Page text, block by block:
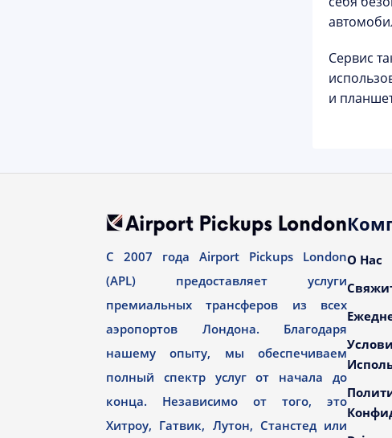
Сервис
и
С 2007 года Airport Pickups London
(APL) предоставляет услуги
премиальных трансферов из всех
аэропортов Лондона. Благодаря
нашему опыту, мы обеспечиваем
полный спектр услуг от начала до
конца. Независимо от того, это
Хитроу, Гатвик, Лутон, Станстед или
О Нас